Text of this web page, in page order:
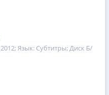
2012; Язык: Субтитры; Диск Б/